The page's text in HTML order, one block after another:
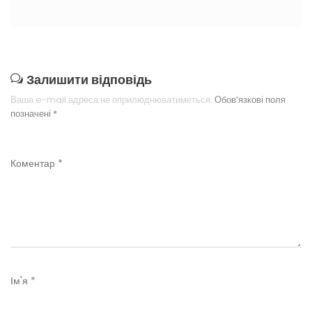
Залишити відповідь
Ваша e-mail адреса не оприлюднюватиметься. Обов’язкові поля
позначені *
Коментар *
Ім'я *